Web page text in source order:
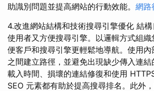
助識別問題並提高網站的行動效能。 網路
4.改進網站結構和技術搜尋引擎優化 結
使用者又方便搜尋引擎。以邏輯方式組
便客戶和搜尋引擎更輕鬆地導航。使用
之間建立路徑，並避免出現缺少傳入連
載入時間、損壞的連結修復和使用
SEO 元素都有助於提高搜尋排名。此外